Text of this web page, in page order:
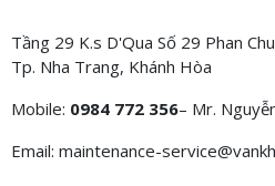
Tầng 29 K.s D'Qua Số 29 Phan
Tp. Nha Trang, Khánh Hòa
Mobile: 0984 772 356– Mr.
Email: maintenance-